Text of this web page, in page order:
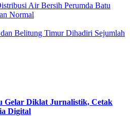
Air Bersih Perumda Batu
Normal
Belitung Timur Dihadiri Sejumlah
Gelar Diklat Jurnalistik, Cetak
Digital